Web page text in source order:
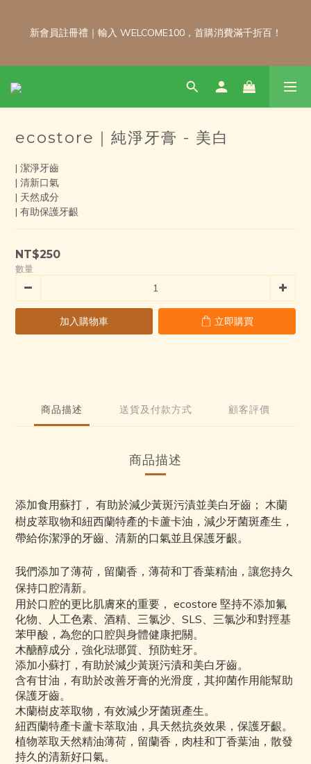
新會員註冊禮｜輸入 WELCOME100，首購消費滿千折百！
新會員註冊禮｜輸入 WELCOME100，首購消費滿千折百！
\ 免運門檻調整公告 / 6月1日起，常溫商品消費滿2,000免運！低溫
商品消費滿3,000免運！（僅限本島）
每月 8 號會員日｜小超市自製商品不限金額享 9 折優惠！！把握
會員日官網下單：自製無麩麵包、餅乾甜點、冷凍料理包通通享優
新會員註冊禮｜輸入 WELCOME100，首購消費滿千折百！
ecostore｜純淨牙膏 - 美白
| 潔淨牙齒
| 清新口氣
| 天然成分
| 有助保護牙齦
NT$250
數量
加入購物車 立即購買
商品描述 送貨及付款方式 顧客評價
商品描述
添加食用蘇打， 有助於減少黃斑污漬並美白牙齒； 木蘭
樹皮萃取物和紐西蘭特產的卡蘆卡油，減少牙菌斑產生，
帶給你潔淨的牙齒、清新的口氣並且保護牙齦。
我們添加了薄荷，留蘭香，薄荷和丁香葉精油，讓您持久
保持口腔清新。
用於口腔的更比肌膚來的重要， ecostore 堅持不添加氟
化物、人工色素、酒精、三氯沙、SLS、三氯沙和對羥基
苯甲酸，為您的口腔與身體健康把關。
木醣醇成分，強化琺瑯質、預防蛀牙。
添加小蘇打，有助於減少黃斑污漬和美白牙齒。
含有甘油，有助於改善牙膏的光滑度，其抑菌作用能幫助
保護牙齒。
木蘭樹皮萃取物，有效減少牙菌斑產生。
紐西蘭特產卡蘆卡萃取油，具天然抗炎效果，保護牙齦。
植物萃取天然精油薄荷，留蘭香，肉桂和丁香葉油，散發
持久的清新好口氣。